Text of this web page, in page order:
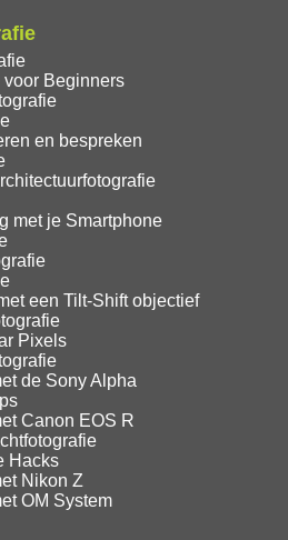
Beginners
en bespreken
met je Smartphone
een Tilt-Shift objectief
Pixels
de Sony Alpha
Canon EOS R
Hacks
Nikon Z
OM System